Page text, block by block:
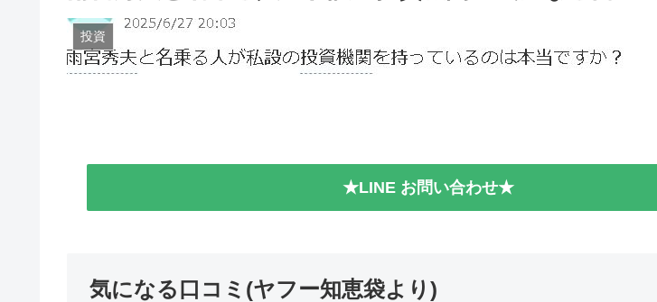
投資
★LINE お問い合わせ★
気になる口コミ(ヤフー知恵袋より)